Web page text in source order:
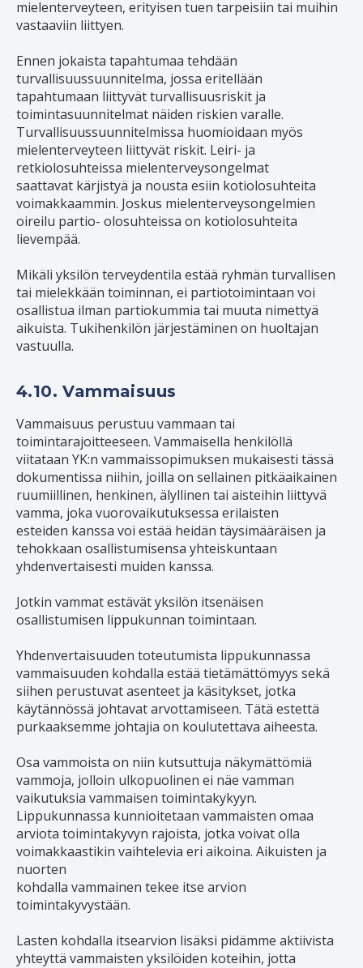
mielenterveyteen, erityisen tuen tarpeisiin tai muihin
vastaaviin liittyen.
Ennen jokaista tapahtumaa tehdään
turvallisuussuunnitelma, jossa eritellään
tapahtumaan liittyvät turvallisuusriskit ja
toimintasuunnitelmat näiden riskien varalle.
Turvallisuussuunnitelmissa huomioidaan myös
mielenterveyteen liittyvät riskit. Leiri- ja
retkiolosuhteissa mielenterveysongelmat
saattavat kärjistyä ja nousta esiin kotiolosuhteita
voimakkaammin. Joskus mielenterveysongelmien
oireilu partio- olosuhteissa on kotiolosuhteita
lievempää.
Mikäli yksilön terveydentila estää ryhmän turvallisen
tai mielekkään toiminnan, ei partiotoimintaan voi
osallistua ilman partiokummia tai muuta nimettyä
aikuista. Tukihenkilön järjestäminen on huoltajan
vastuulla.
4.10. Vammaisuus
Vammaisuus perustuu vammaan tai
toimintarajoitteeseen. Vammaisella henkilöllä
viitataan YK:n vammaissopimuksen mukaisesti tässä
dokumentissa niihin, joilla on sellainen pitkäaikainen
ruumiillinen, henkinen, älyllinen tai aisteihin liittyvä
vamma, joka vuorovaikutuksessa erilaisten
esteiden kanssa voi estää heidän täysimääräisen ja
tehokkaan osallistumisensa yhteiskuntaan
yhdenvertaisesti muiden kanssa.
Jotkin vammat estävät yksilön itsenäisen
osallistumisen lippukunnan toimintaan.
Yhdenvertaisuuden toteutumista lippukunnassa
vammaisuuden kohdalla estää tietämättömyys sekä
siihen perustuvat asenteet ja käsitykset, jotka
käytännössä johtavat arvottamiseen. Tätä estettä
purkaaksemme johtajia on koulutettava aiheesta.
Osa vammoista on niin kutsuttuja näkymättömiä
vammoja, jolloin ulkopuolinen ei näe vamman
vaikutuksia vammaisen toimintakykyyn.
Lippukunnassa kunnioitetaan vammaisten omaa
arviota toimintakyvyn rajoista, jotka voivat olla
voimakkaastikin vaihtelevia eri aikoina. Aikuisten ja
nuorten
kohdalla vammainen tekee itse arvion
toimintakyvystään.
Lasten kohdalla itsearvion lisäksi pidämme aktiivista
yhteyttä vammaisten yksilöiden koteihin, jotta